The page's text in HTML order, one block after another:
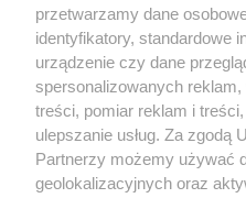
Nie zapomnij
zapoznać się z:
polityką prywatności
Twojemiasto
Piekary Śląskie
Chorzów
Tarnowskie Góry
przetwarzamy dane
identyfikatory, standardowe
urządzenie czy dane
spersonalizowanych
treści, pomiar reklam i
ulepszanie usług. Za zgodą
Partnerzy możemy używać
geolokalizacyjnych oraz